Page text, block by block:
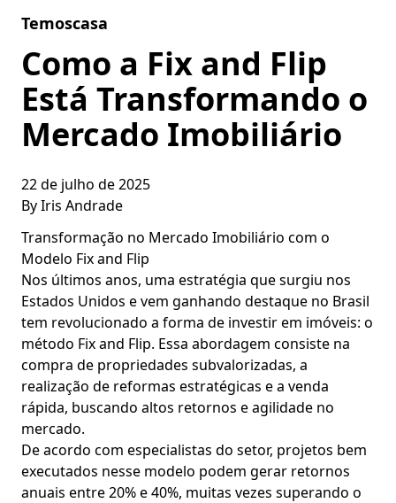
Temoscasa
Como a Fix and Flip
Está Transformando o
Mercado Imobiliário
22 de julho de 2025
ByIris Andrade
Transformação no Mercado Imobiliário com o
Modelo Fix and Flip
Nos últimos anos, uma estratégia que surgiu nos
Estados Unidos e vem ganhando destaque no Brasil
tem revolucionado a forma de investir em imóveis: o
método Fix and Flip. Essa abordagem consiste na
compra de propriedades subvalorizadas, a
realização de reformas estratégicas e a venda
rápida, buscando altos retornos e agilidade no
mercado.
De acordo com especialistas do setor, projetos bem
executados nesse modelo podem gerar retornos
anuais entre 20% e 40%, muitas vezes superando o